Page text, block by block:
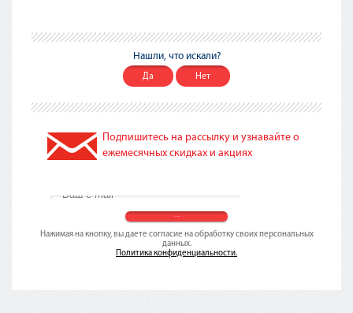
Нашли, что искали?
Да Нет
Подпишитесь на рассылку и узнавайте о
ежемесячных скидках и акциях
Нажимая на кнопку, вы даете согласие на обработку своих персональных
данных.
Политика конфиденциальности.